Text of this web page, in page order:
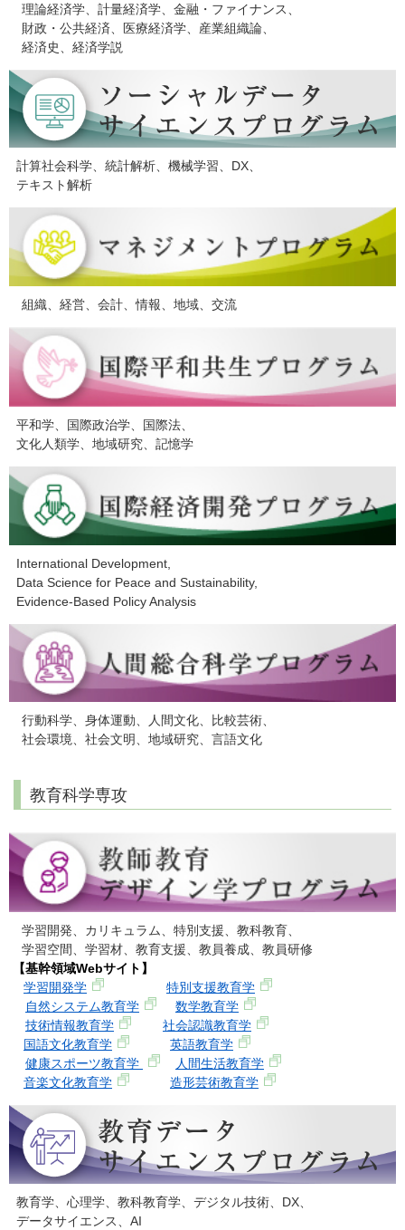
理論経済学、計量経済学、金融・ファイナンス、
財政・公共経済、医療経済学、産業組織論、
経済史、経済学説
計算社会科学、統計解析、機械学習、DX、
テキスト解析
組織、経営、会計、情報、地域、交流
平和学、国際政治学、国際法、
文化人類学、地域研究、記憶学
International Development,
Data Science for Peace and Sustainability,
Evidence-Based Policy Analysis
行動科学、身体運動、人間文化、比較芸術、
社会環境、社会文明、地域研究、言語文化
教育科学専攻
学習開発、カリキュラム、特別支援、教科教育、
学習空間、学習材、教育支援、教員養成、教員研修
【基幹領域Webサイト】
学習開発学
特別支援教育学
自然システム教育学
数学教育学
技術情報教育学
社会認識教育学
国語文化教育学
英語教育学
健康スポーツ教育学
人間生活教育学
音楽文化教育学
造形芸術教育学
教育学、心理学、教科教育学、デジタル技術、DX、
データサイエンス、AI